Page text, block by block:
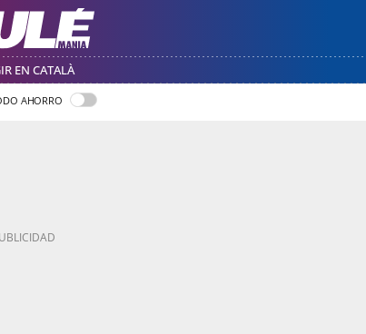
EN CATALÀ
AHORRO